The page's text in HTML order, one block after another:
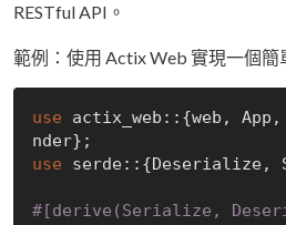
RESTful API。
範例：使用 Actix Web 實現一個簡
use actix_web::{web,
use serde::{Deserialize,
#[derive(Serialize,